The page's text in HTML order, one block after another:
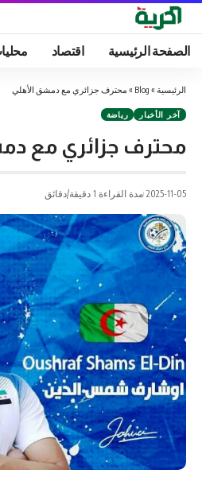
الصفحة الرئيسية اقتصاد
الرئيسية »
Blog
» محترف جزائري مع دمشق الأهلي
آخر الأخبار رياضة
محترف جزائري مع
2025-11-05 مدة القراءة 1 دقيقة/دقائق